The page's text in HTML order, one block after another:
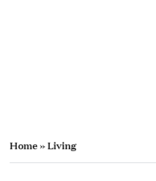
Home»Living